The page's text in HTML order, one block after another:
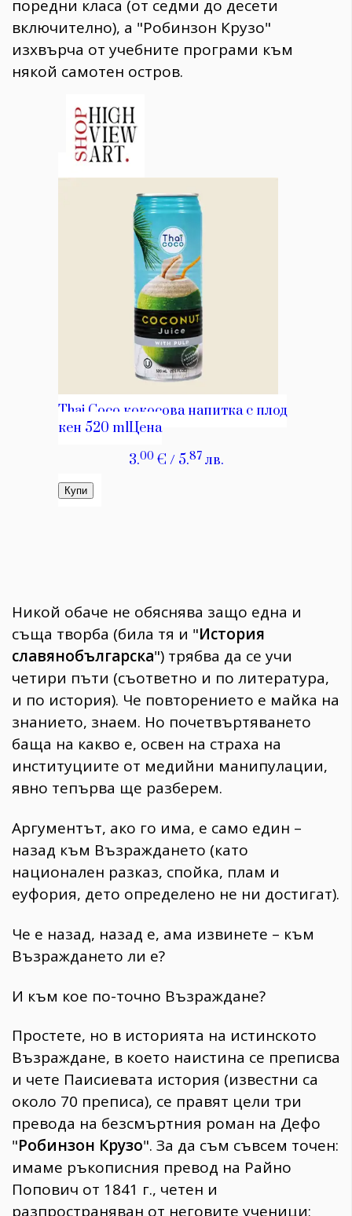
поредни класа (от седми до десети
включително), а "Робинзон Крузо"
изхвърча от учебните програми към
някой самотен остров.
Никой обаче не обяснява защо една и
съща творба (била тя и "История
славянобългарска") трябва да се учи
четири пъти (съответно и по литература,
и по история). Че повторението е майка на
знанието, знаем. Но почетвъртяването
баща на какво е, освен на страха на
институциите от медийни манипулации,
явно тепърва ще разберем.
Аргументът, ако го има, е само един –
назад към Възраждането (като
национален разказ, спойка, плам и
еуфория, дето определено не ни достигат).
Че е назад, назад е, ама извинете – към
Възраждането ли е?
И към кое по-точно Възраждане?
Простете, но в историята на истинското
Възраждане, в което наистина се преписва
и чете Паисиевата история (известни са
около 70 преписа), се правят цели три
превода на безсмъртния роман на Дефо
"Робинзон Крузо". За да съм съвсем точен:
имаме ръкописния превод на Райно
Попович от 1841 г., четен и
разпространяван от неговите ученици;